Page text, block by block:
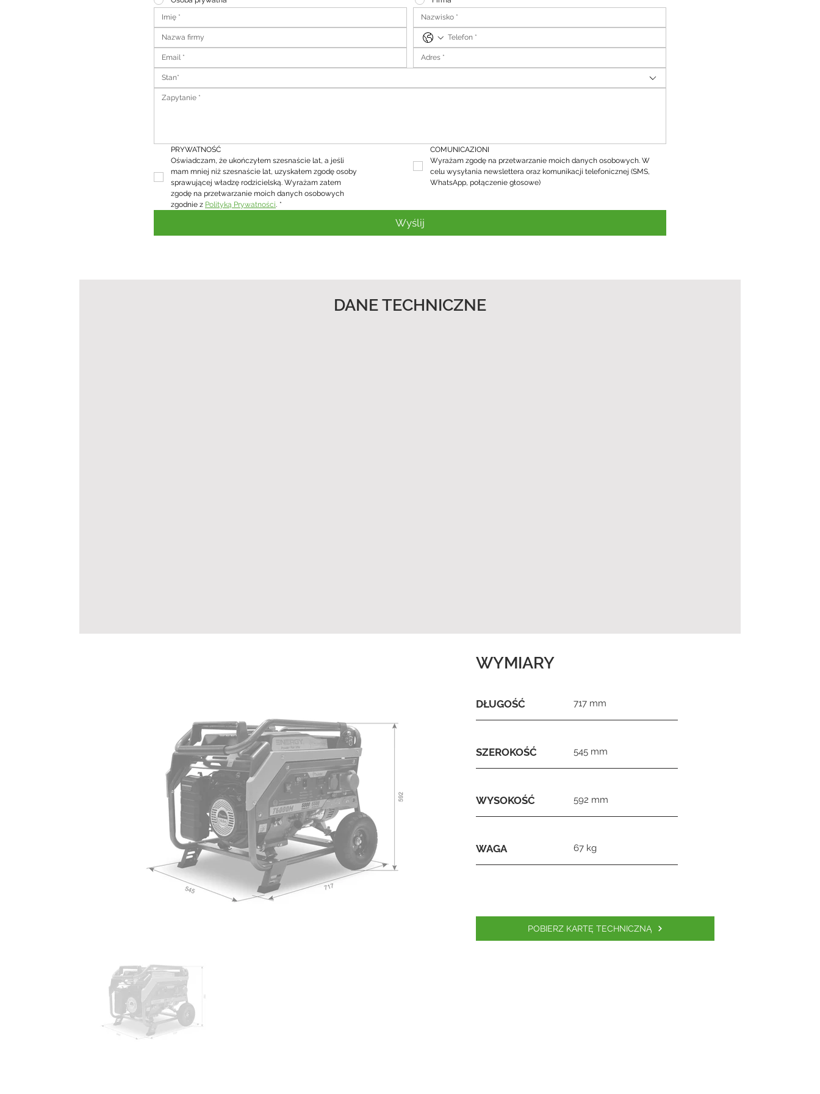
Stan*
PRYWATNOŚĆ
Oświadczam, że ukończyłem szesnaście lat, a jeśli
mam mniej niż szesnaście lat, uzyskałem zgodę osoby
sprawującej władzę rodzicielską. Wyrażam zatem
zgodę na przetwarzanie moich danych osobowych
zgodnie z Polityką Prywatności. *
COMUNICAZIONI
Wyrażam zgodę na przetwarzanie moich danych osobowych. W
celu wysyłania newslettera oraz komunikacji telefonicznej (SMS,
WhatsApp, połączenie głosowe)
Wyślij
DANE TECHNICZNE
WYMIARY
DŁUGOŚĆ 717 mm
SZEROKOŚĆ 545 mm
WYSOKOŚĆ 592 mm
WAGA 67 kg
POBIERZ KARTĘ TECHNICZNĄ